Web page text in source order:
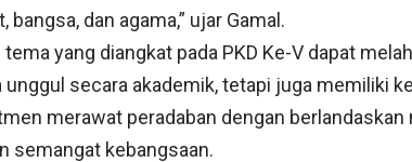
bangsa, dan agama,” ujar Gamal.
tema yang diangkat pada PKD Ke-V dapat
unggul secara akademik, tetapi juga memiliki
merawat peradaban dengan
semangat kebangsaan.